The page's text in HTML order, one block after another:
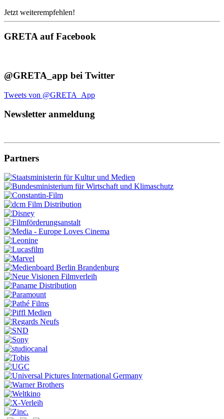
Jetzt weiterempfehlen!
GRETA auf Facebook
@GRETA_app bei Twitter
Tweets von @GRETA_App
Newsletter anmeldung
Partners